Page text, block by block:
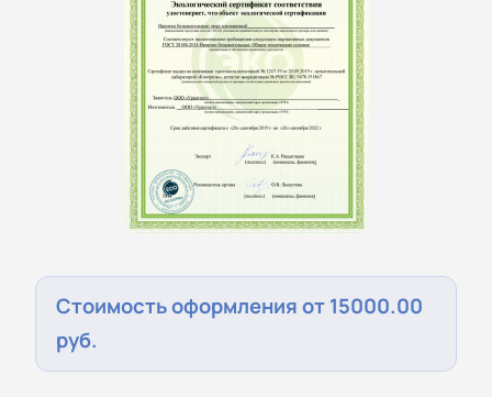
Стоимость оформления от 15000.00
руб.